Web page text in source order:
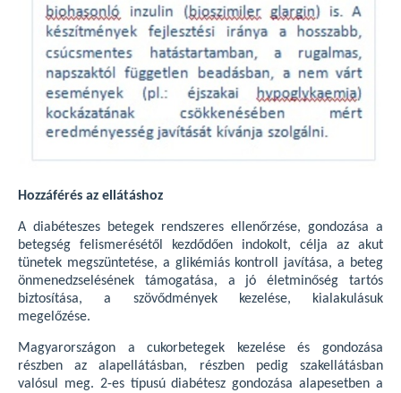
Hozzáférés az ellátáshoz
A diabéteszes betegek rendszeres ellenőrzése, gondozása a
betegség felismerésétől kezdődően indokolt, célja az akut
tünetek megszüntetése, a glikémiás kontroll javítása, a beteg
önmenedzselésének támogatása, a jó életminőség tartós
biztosítása, a szövődmények kezelése, kialakulásuk
megelőzése.
Magyarországon a cukorbetegek kezelése és gondozása
részben az alapellátásban, részben pedig szakellátásban
valósul meg. 2-es típusú diabétesz gondozása alapesetben a